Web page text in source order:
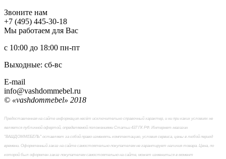
Звоните нам
+7 (495) 445-30-18
Мы работаем для Вас
с 10:00 до 18:00 пн-пт
Выходные: сб-вc
E-mail
info@vashdommebel.ru
© «vashdommebel» 2018
Предоставленная на сайте информация несёт исключительно справочный характер, и ни при каких условиях не
является публичной офертой, определяемой положениями Статьи 437 ГК РФ. Интернет-магазин
"ВАШДОММЕБЕЛЬ" оставляет за собой право изменять комплектацию, условия сервиса, цены в любой период
времени. Оформленный заказ на сайте самостоятельно покупателем не гарантирует наличия товара. Цена, по
которой был оформлен заказ покупателем самостоятельно на сайте, может измениться в момент